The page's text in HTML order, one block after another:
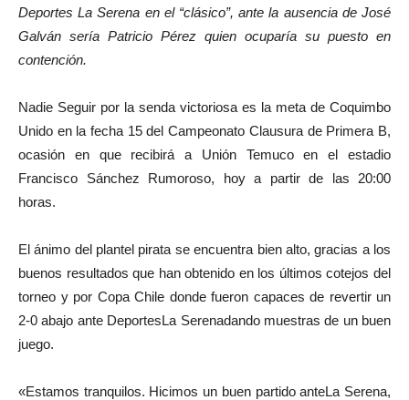
Deportes La Serena en el “clásico”, ante la ausencia de José
Galván sería Patricio Pérez quien ocuparía su puesto en
contención.
Nadie Seguir por la senda victoriosa es la meta de Coquimbo
Unido en la fecha 15 del Campeonato Clausura de Primera B,
ocasión en que recibirá a Unión Temuco en el estadio
Francisco Sánchez Rumoroso, hoy a partir de las 20:00
horas.
El ánimo del plantel pirata se encuentra bien alto, gracias a los
buenos resultados que han obtenido en los últimos cotejos del
torneo y por Copa Chile donde fueron capaces de revertir un
2-0 abajo ante DeportesLa Serenadando muestras de un buen
juego.
«Estamos tranquilos. Hicimos un buen partido anteLa Serena,